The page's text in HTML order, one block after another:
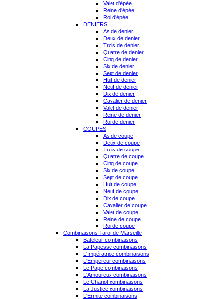
Valet d'épée
Reine d'épée
Roi d'épée
DENIERS
As de denier
Deux de denier
Trois de denier
Quatre de denier
Cinq de denier
Six de denier
Sept de denier
Huit de denier
Neuf de denier
Dix de denier
Cavalier de denier
Valet de denier
Reine de denier
Roi de denier
COUPES
As de coupe
Deux de coupe
Trois de coupe
Quatre de coupe
Cinq de coupe
Six de coupe
Sept de coupe
Huit de coupe
Neuf de coupe
Dix de coupe
Cavalier de coupe
Valet de coupe
Reine de coupe
Roi de coupe
Combinaisons Tarot de Marseille
Bateleur combinaisons
La Papesse combinaisons
L'Impératrice combinaisons
L'Empereur combinaisons
Le Pape combinaisons
L'Amoureux combinaisons
Le Chariot combinaisons
La Justice combinaisons
L'Ermite combinaisons